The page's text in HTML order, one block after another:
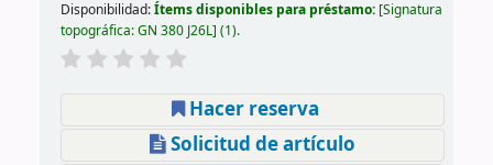
Disponibilidad:Ítems disponibles para préstamo: Signatura
topográfica:GN 380 J26L (1).
Hacer reserva
Solicitud de artículo